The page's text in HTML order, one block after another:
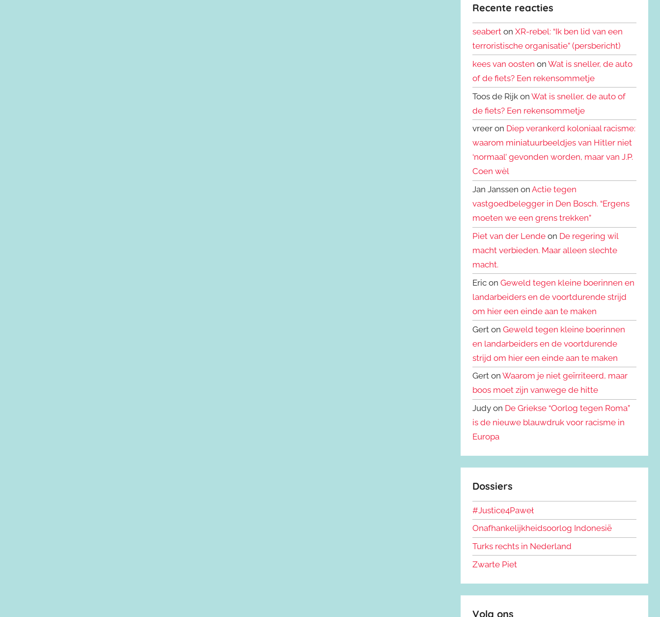
Recente reacties
seabert onXR-rebel: “Ik ben lid van een
terroristische organisatie” (persbericht)
kees van oosten onWat is sneller, de auto
of de fiets? Een rekensommetje
Toos de Rijk onWat is sneller, de auto of
de fiets? Een rekensommetje
vreer on Diep verankerd koloniaal racisme:
waarom miniatuurbeeldjes van Hitler niet
‘normaal’ gevonden worden, maar van J.P.
Coen wèl
Jan Janssen onActie tegen
vastgoedbelegger in Den Bosch. “Ergens
moeten we een grens trekken”
Piet van der Lende on De regering wil
macht verbieden. Maar alleen slechte
macht.
Eric onGeweld tegen kleine boerinnen en
landarbeiders en de voortdurende strijd
om hier een einde aan te maken
Gert onGeweld tegen kleine boerinnen
en landarbeiders en de voortdurende
strijd om hier een einde aan te maken
Gert onWaarom je niet geïrriteerd, maar
boos moet zijn vanwege de hitte
Judy on De Griekse “Oorlog tegen Roma”
is de nieuwe blauwdruk voor racisme in
Europa
Dossiers
#Justice4Paweł
Onafhankelijkheidsoorlog Indonesië
Turks rechts in Nederland
Zwarte Piet
Volg ons